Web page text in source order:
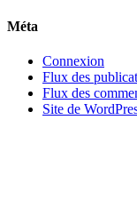
Méta
Connexion
Flux des
Flux des
Site de